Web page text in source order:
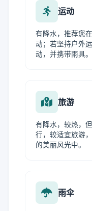
运动
有降水，推荐您
动；若坚持户外
动，并携带雨具。
旅游
有降水，较热，
行，较适宜旅游
的美丽风光中。
雨伞